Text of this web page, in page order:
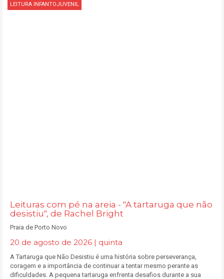
LEITURA INFANTOJUVENIL
Leituras com pé na areia - "A tartaruga que não
desistiu", de Rachel Bright
Praia de Porto Novo
20 de agosto de 2026 | quinta
A Tartaruga que Não Desistiu é uma história sobre perseverança,
coragem e a importância de continuar a tentar mesmo perante as
dificuldades. A pequena tartaruga enfrenta desafios durante a sua